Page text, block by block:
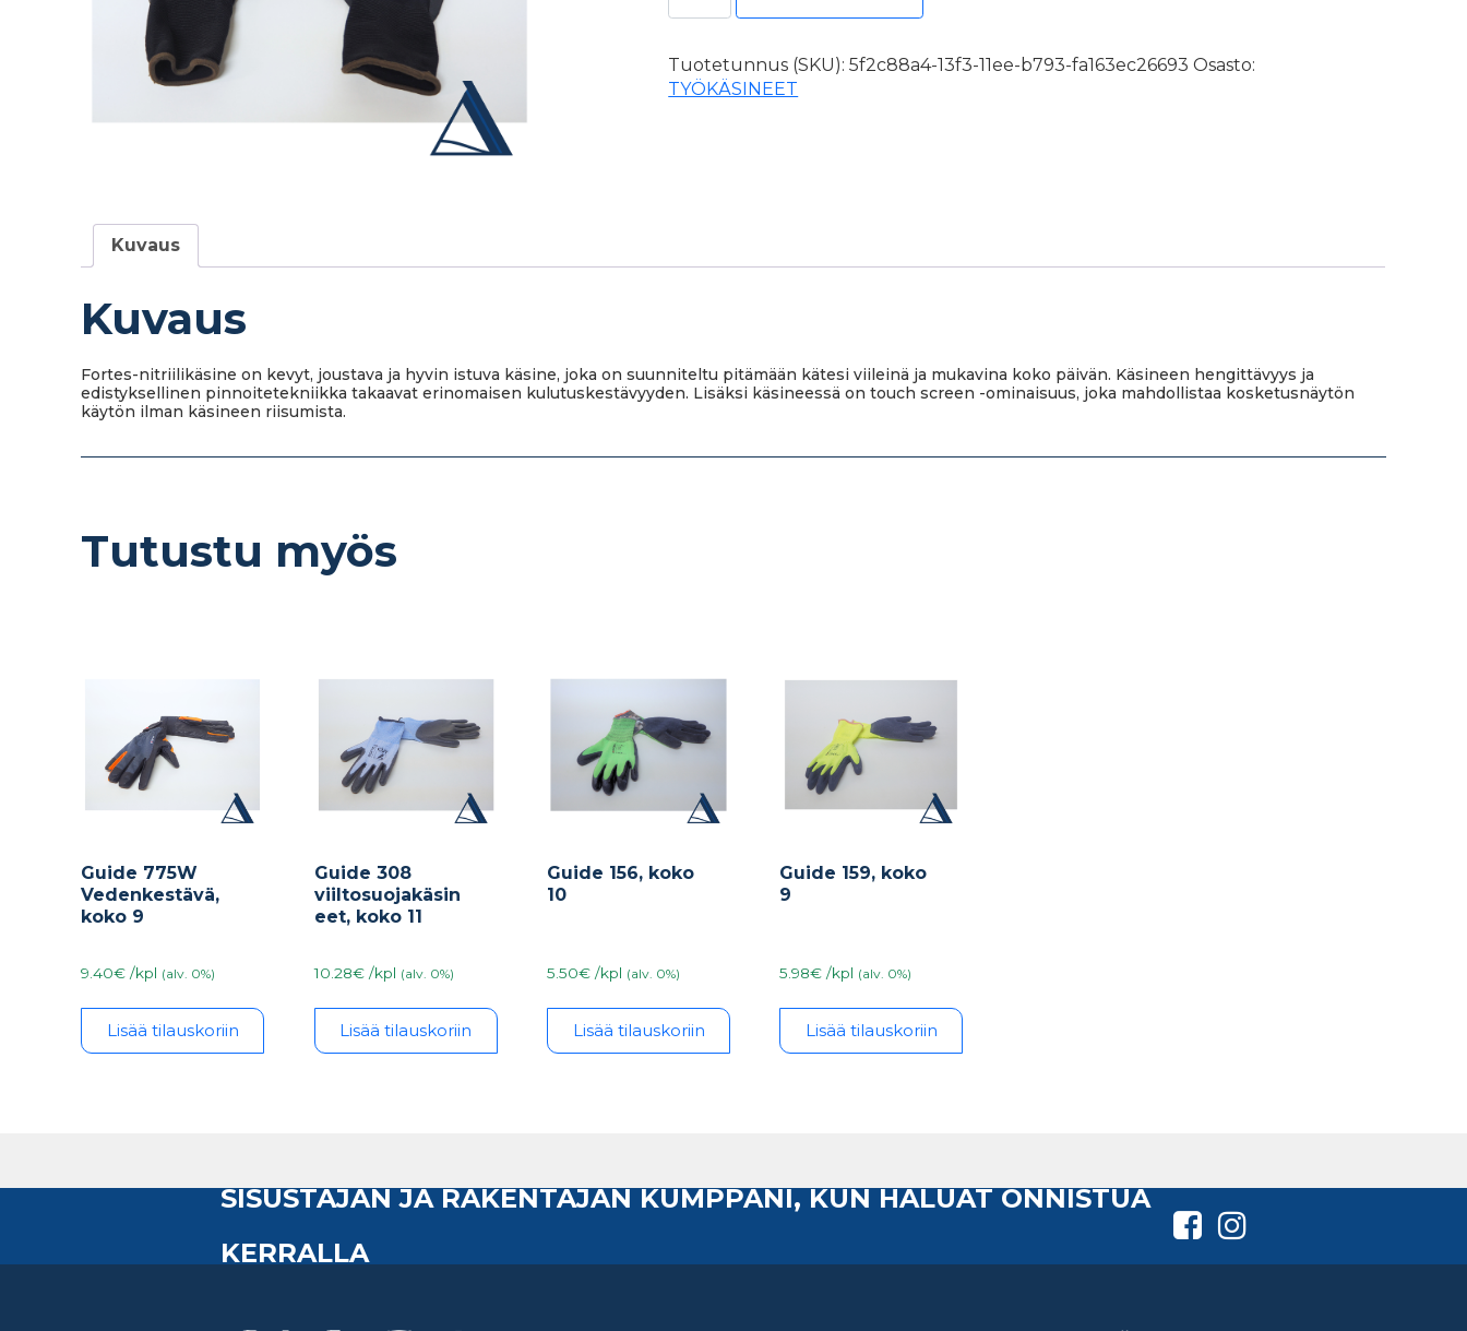
Tuotetunnus (SKU):5f2c88a4-13f3-11ee-b793-fa163ec26693 Osasto:
TYÖKÄSINEET
Kuvaus
Kuvaus
Fortes-nitriilikäsine on kevyt, joustava ja hyvin istuva käsine, joka on suunniteltu pitämään kätesi viileinä ja mukavina koko päivän. Käsineen hengittävyys ja
edistyksellinen pinnoitetekniikka takaavat erinomaisen kulutuskestävyyden. Lisäksi käsineessä on touch screen -ominaisuus, joka mahdollistaa kosketusnäytön
käytön ilman käsineen riisumista.
Tutustu myös
Guide 775W
Vedenkestävä,
koko 9
9.40€ /kpl (alv. 0%)
Lisää tilauskoriin
Guide 308
viiltosuojakäsin
eet, koko 11
10.28€ /kpl (alv. 0%)
Lisää tilauskoriin
Guide 156, koko
10
5.50€ /kpl (alv. 0%)
Lisää tilauskoriin
Guide 159, koko
9
5.98€ /kpl (alv. 0%)
Lisää tilauskoriin
SISUSTAJAN JA RAKENTAJAN KUMPPANI, KUN HALUAT ONNISTUA
KERRALLA